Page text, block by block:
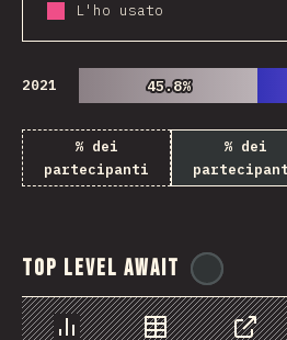
L'ho usato
2021 45.8%
45.8%
% dei
partecipanti
% dei
Top Level Await